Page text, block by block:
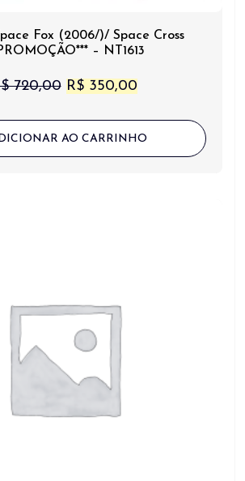
Fox (2006/)/ Space Cross
– NT1613
720,00 O
original
R$350,00O
atual
AO CARRINHO